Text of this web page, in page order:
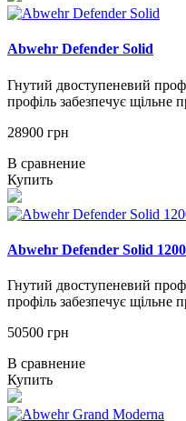
Abwehr Defender Solid
Гнутий двоступеневий
профіль забезпечує щільне
28900 грн
В сравнение
Купить
Abwehr Defender Solid 1200
Гнутий двоступеневий
профіль забезпечує щільне
50500 грн
В сравнение
Купить